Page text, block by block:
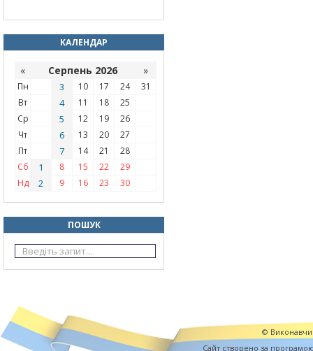
КАЛЕНДАР
« Серпень 2026 »
Пн 3 10 17 24
31
Вт
4 11 18
25
Ср
5 12 19
26
Чт
6 13 20
27
Пт
7 14 21
28
Сб
1 8 15 22
29
Нд
2 9 16 23 30
ПОШУК
©
Cайт створено за